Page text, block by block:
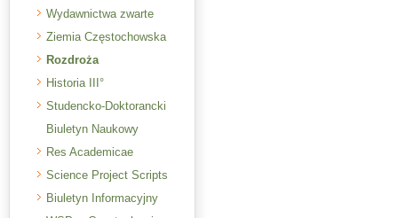
Wydawnictwa zwarte
Ziemia Częstochowska
Rozdroża
Historia III°
Studencko-Doktorancki
Biuletyn Naukowy
Res Academicae
Science Project Scripts
Biuletyn Informacyjny